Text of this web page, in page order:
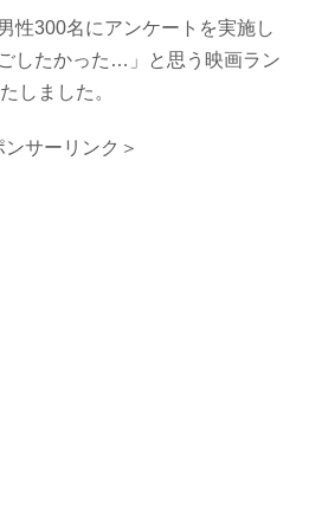
性300名にアンケートを実施し
したかった…」と思う映画ラン
しました。
ンサーリンク＞